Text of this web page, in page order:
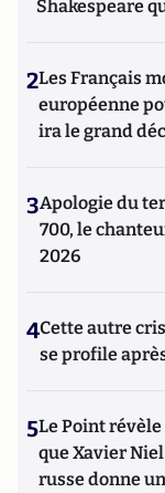
Shakespeare
2Les Français
européenne
ira le grand
3Apologie du
700, le
2026
4Cette autre
se profile
5Le Point
que Xavier
russe donne